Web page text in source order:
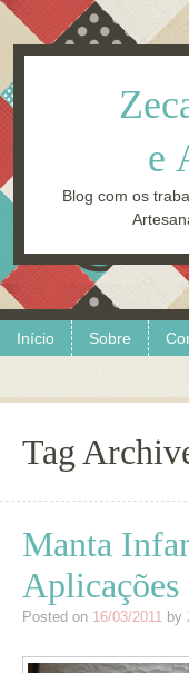
e
Blog com os
Menu
Skip to content
Início Sobre
Tag
Manta
Posted on 16/03/2011 by